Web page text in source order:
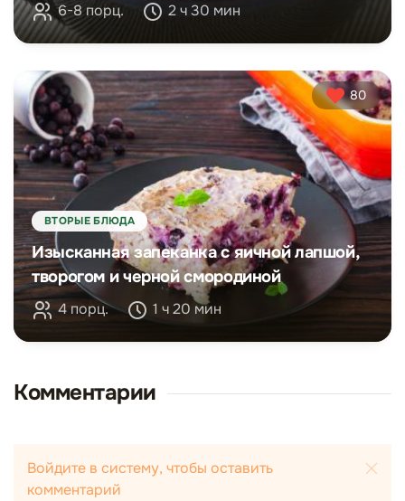
6-8 порц. 2 ч 30 мин
80
ВТОРЫЕ БЛЮДА
Изысканная запеканка с яичной лапшой,
творогом и черной смородиной
4 порц. 1 ч 20 мин
Комментарии
Войдите в систему, чтобы оставить
комментарий